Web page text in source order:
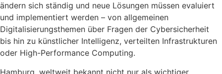
ändern sich ständig und neue Lösungen müssen evaluiert
und implementiert werden – von allgemeinen
Digitalisierungsthemen über Fragen der Cybersicherheit
bis hin zu künstlicher Intelligenz, verteilten Infrastrukturen
oder High-Performance Computing.
Hamburg, weltweit bekannt nicht nur als wichtiger